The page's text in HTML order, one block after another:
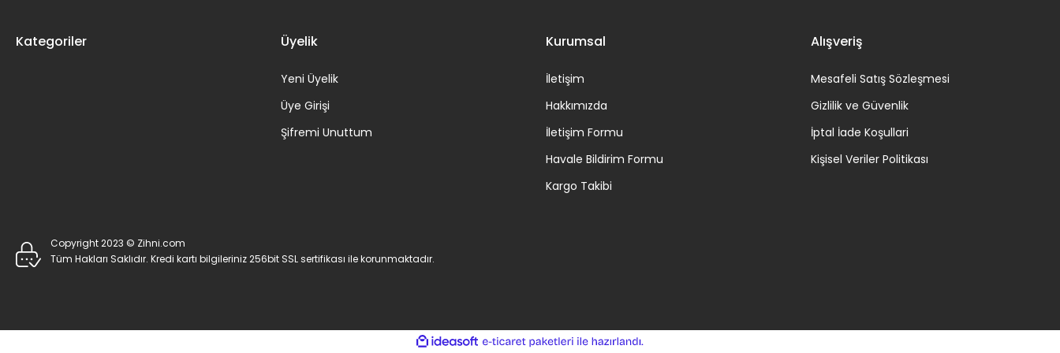
Kategoriler Üyelik
Yeni Üyelik
Üye Girişi
Şifremi Unuttum
Kurumsal
İletişim
Hakkımızda
İletişim Formu
Havale Bildirim Formu
Kargo Takibi
Alışveriş
Mesafeli Satış Sözleşmesi
Gizlilik ve Güvenlik
İptal İade Koşullari
Kişisel Veriler Politikası
Copyright 2023 © Zihni.com
Tüm Hakları Saklıdır. Kredi kartı bilgileriniz 256bit SSL sertifikası ile korunmaktadır.
ideasoft
e-